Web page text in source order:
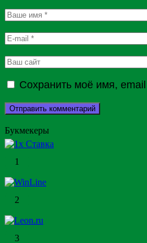
Сохранить моё имя,
Букмекеры
1
2
3